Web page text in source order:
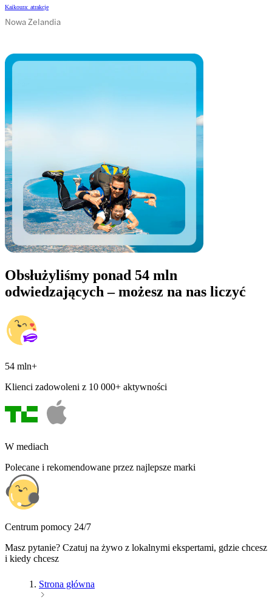
Kaikoura: atrakcje
Nowa Zelandia
Obsłużyliśmy ponad 54 mln
odwiedzających – możesz na nas liczyć
54 mln+
Klienci zadowoleni z 10 000+ aktywności
W mediach
Polecane i rekomendowane przez najlepsze marki
Centrum pomocy 24/7
Masz pytanie? Czatuj na żywo z lokalnymi ekspertami, gdzie chcesz
i kiedy chcesz
Strona główna